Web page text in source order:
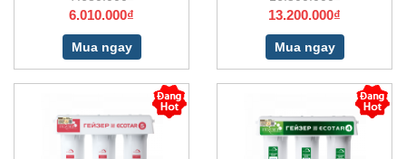
6.010.000₫
Mua ngay
13.200.000₫
Mua ngay